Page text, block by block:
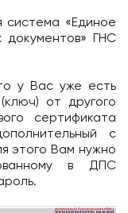
система «Единое
документов» ГНС
у Вас уже есть
от другого
сертификата
с
этого Вам нужно
в ДПС